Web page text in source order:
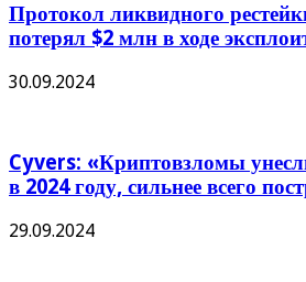
Протокол ликвидного
потерял $2 млн в ходе
30.09.2024
Cyvers: «Криптовзломы
в 2024 году, сильнее всего
29.09.2024